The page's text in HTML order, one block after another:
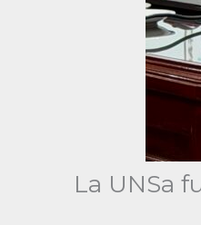
La UNSa